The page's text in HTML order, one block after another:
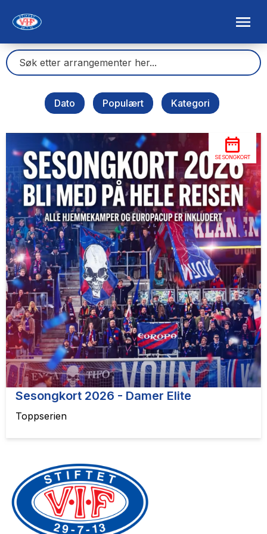
Dato Populært Kategori
Sesongkort 2026 - Damer Elite
Toppserien
SESONGKORT